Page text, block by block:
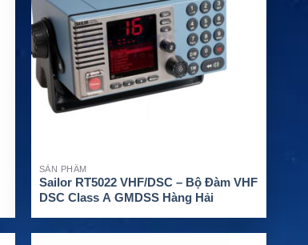
SẢN PHẨM
Sailor RT5022 VHF/DSC – Bộ Đàm VHF
DSC Class A GMDSS Hàng Hải